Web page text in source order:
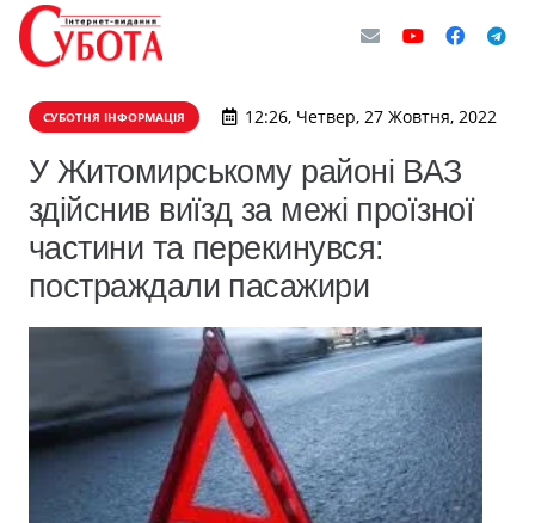
СУБОТНЯ ІНФОРМАЦІЯ 12:26, Четвер, 27 Жовтня, 2022
У Житомирському районі ВАЗ
здійснив виїзд за межі проїзної
частини та перекинувся:
постраждали пасажири